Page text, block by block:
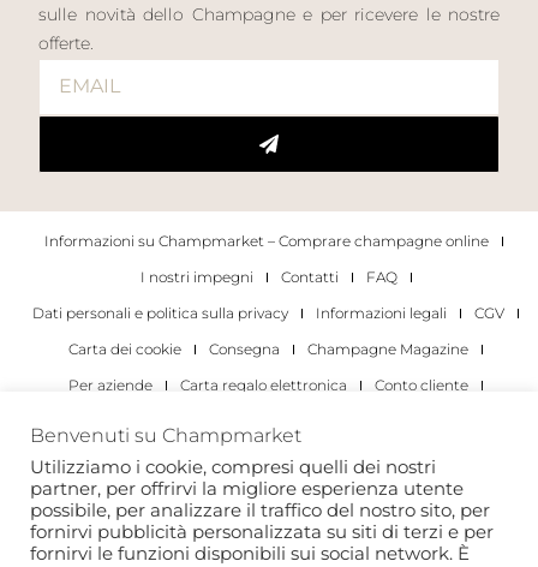
sulle novità dello Champagne e per ricevere le nostre
offerte.
Informazioni su Champmarket – Comprare champagne online
I nostri impegni
Contatti
FAQ
Dati personali e politica sulla privacy
Informazioni legali
CGV
Carta dei cookie
Consegna
Champagne Magazine
Per aziende
Carta regalo elettronica
Conto cliente
Per gli individui
Per le aziende
Copyright 2022 © tutti i diritti riservati. Champmarket.
Benvenuti su Champmarket
Utilizziamo i cookie, compresi quelli dei nostri
partner, per offrirvi la migliore esperienza utente
possibile, per analizzare il traffico del nostro sito, per
fornirvi pubblicità personalizzata su siti di terzi e per
fornirvi le funzioni disponibili sui social network. È